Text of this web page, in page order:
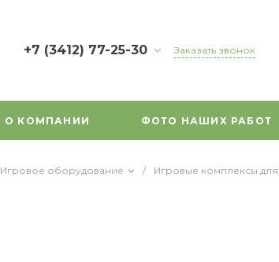
+7 (3412) 77-25-30
г. Ижевск, ул.
Орджоникидзе, д. 45
1000gorok@mail.ru
Заказать звонок
О КОМПАНИИ ФОТО НАШИХ РАБОТ
Игровое оборудование / Игровые комплексы для